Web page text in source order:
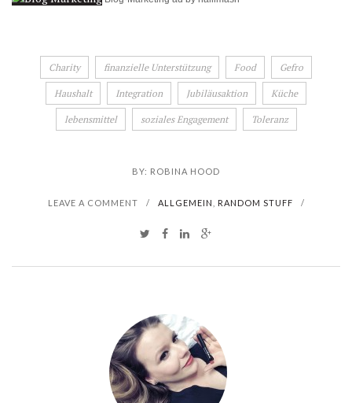
Charity finanzielle Unterstützung Food Gefro
Haushalt Integration Jubiläusaktion Küche
lebensmittel soziales Engagement Toleranz
BY: ROBINA HOOD
LEAVE A COMMENT / ALLGEMEIN RANDOM STUFF /